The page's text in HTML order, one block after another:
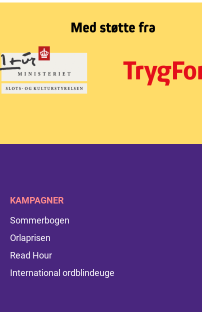
KAMPAGNER
Sommerbogen
Orlaprisen
Read Hour
International ordblindeuge